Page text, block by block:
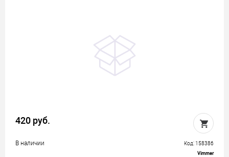
420 руб.
В наличии Код: 158386
Vimmer